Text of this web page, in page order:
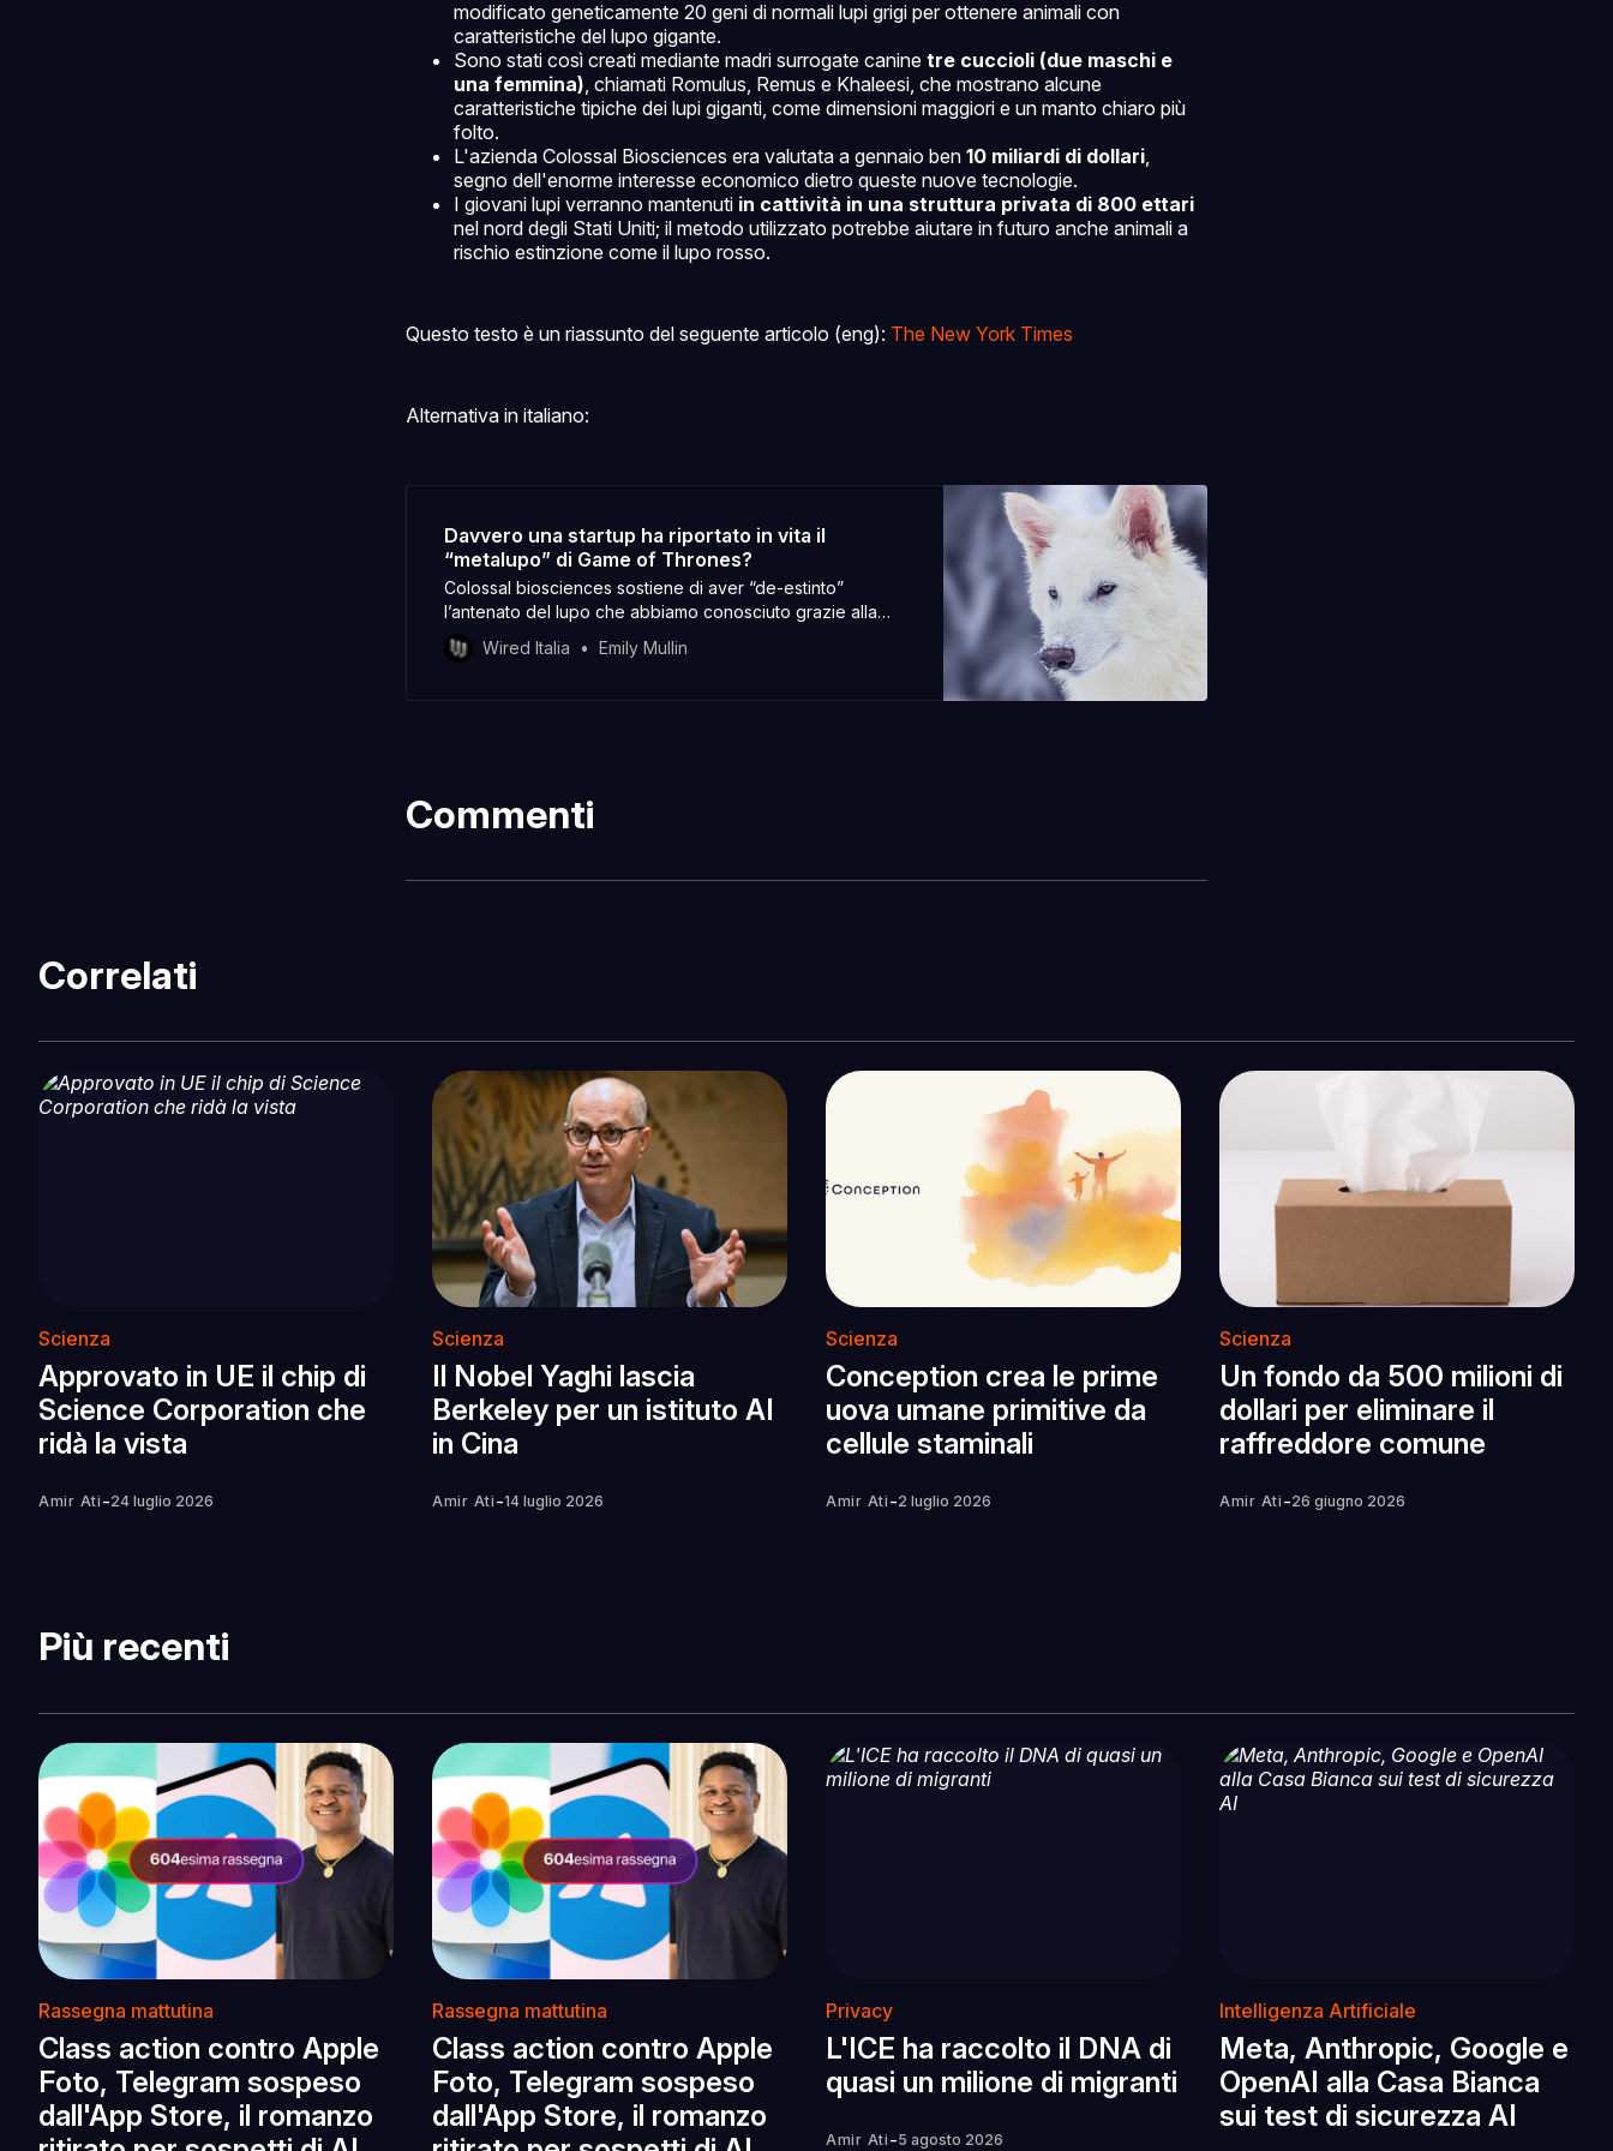
modificato geneticamente 20 geni di normali lupi grigi per ottenere animali con
caratteristiche del lupo gigante.
Sono stati così creati mediante madri surrogate canine tre cuccioli (due maschi e
una femmina) , chiamati Romulus, Remus e Khaleesi, che mostrano alcune
caratteristiche tipiche dei lupi giganti, come dimensioni maggiori e un manto chiaro più
folto.
L'azienda Colossal Biosciences era valutata a gennaio ben 10 miliardi di dollari
segno dell'enorme interesse economico dietro queste nuove tecnologie.
I giovani lupi verranno mantenuti in cattività in una struttura privata di 800 ettari
nel nord degli Stati Uniti; il metodo utilizzato potrebbe aiutare in futuro anche animali a
rischio estinzione come il lupo rosso.
Questo testo è un riassunto del seguente articolo (eng): The New York Times
Alternativa in italiano:
Davvero una startup ha riportato in vita il
“metalupo” di Game of Thrones?
Colossal biosciences sostiene di aver “de-estinto”
l’antenato del lupo che abbiamo conosciuto grazie alla
serie. Ma le cose stanno un po’ diversamente
Wired Italia Emily Mullin
Commenti
Correlati
Scienza
Approvato in UE il chip di
Science Corporation che
ridà la vista
Amir Ati -24 luglio 2026
Scienza
Il Nobel Yaghi lascia
Berkeley per un istituto AI
in Cina
Amir Ati -14 luglio 2026
Scienza
Conception crea le prime
uova umane primitive da
cellule staminali
Amir Ati -2 luglio 2026
Scienza
Un fondo da 500 milioni di
dollari per eliminare il
raffreddore comune
Amir Ati -26 giugno 2026
Più recenti
Rassegna mattutina
Class action contro Apple
Foto, Telegram sospeso
dall'App Store, il romanzo
Rassegna mattutina
Class action contro Apple
Foto, Telegram sospeso
dall'App Store, il romanzo
Privacy
L'ICE ha raccolto il DNA di
quasi un milione di migranti
Amir Ati -5 agosto 2026
Intelligenza Artificiale
Meta, Anthropic, Google e
OpenAI alla Casa Bianca
sui test di sicurezza AI